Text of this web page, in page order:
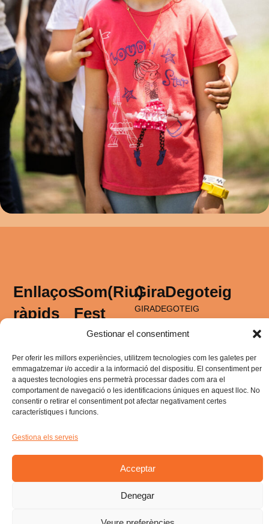
Gestionar el consentiment
Per oferir les millors experiències, utilitzem tecnologies com les galetes per
emmagatzemar i/o accedir a la informació del dispositiu. El consentiment per
a aquestes tecnologies ens permetrà processar dades com ara el
comportament de navegació o les identificacions úniques en aquest lloc. No
consentir o retirar el consentiment pot afectar negativament certes
característiques i funcions.
Gestiona els serveis
Acceptar
Denegar
Som(Riu)
Fest
Programació
Equip
Edicions
Anteriors
Ho fan possible
GiraDegoteig
GIRADEGOTEIG
(Gira)
Ho fan possible
Gira
Enllaços
ràpids
GIRADEGOTEIG
2025
Política de
privadesa
Avis legal